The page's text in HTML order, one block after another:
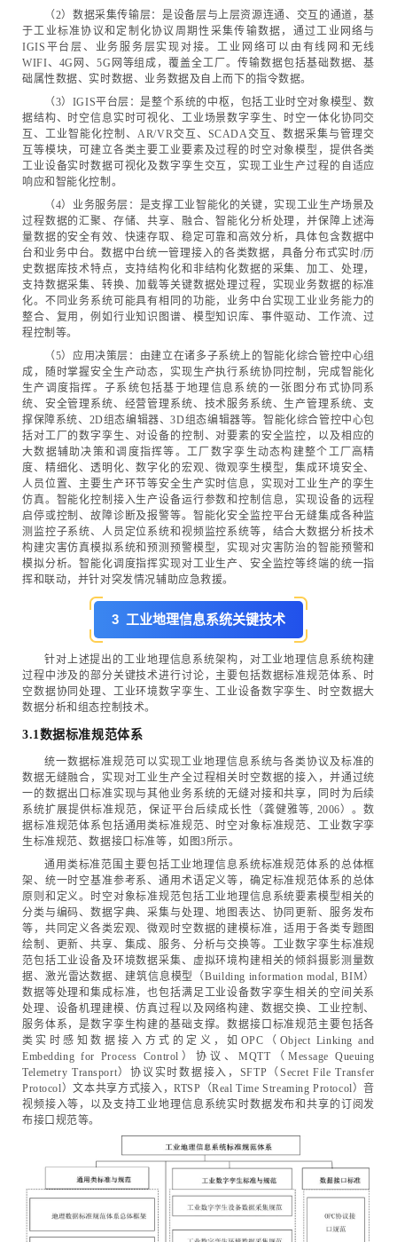
（2）数据采集传输层：是设备层与上层资源连通、交互的通道，基
于工业标准协议和定制化协议周期性采集传输数据，通过工业网络与
IGIS平台层、业务服务层实现对接。工业网络可以由有线网和无线
WIFI、4G网、5G网等组成，覆盖全工厂。传输数据包括基础数据、基
础属性数据、实时数据、业务数据及自上而下的指令数据。
（3）IGIS平台层：是整个系统的中枢，包括工业时空对象模型、数
据结构、时空信息实时可视化、工业场景数字孪生、时空一体化协同交
互、工业智能化控制、AR/VR交互、SCADA交互、数据采集与管理交
互等模块，可建立各类主要工业要素及过程的时空对象模型，提供各类
工业设备实时数据可视化及数字孪生交互，实现工业生产过程的自适应
响应和智能化控制。
（4）业务服务层：是支撑工业智能化的关键，实现工业生产场景及
过程数据的汇聚、存储、共享、融合、智能化分析处理，并保障上述海
量数据的安全有效、快速存取、稳定可靠和高效分析，具体包含数据中
台和业务中台。数据中台统一管理接入的各类数据，具备分布式实时/历
史数据库技术特点，支持结构化和非结构化数据的采集、加工、处理，
支持数据采集、转换、加载等关键数据处理过程，实现业务数据的标准
化。不同业务系统可能具有相同的功能，业务中台实现工业业务能力的
整合、复用，例如行业知识图谱、模型知识库、事件驱动、工作流、过
程控制等。
（5）应用决策层：由建立在诸多子系统上的智能化综合管控中心组
成，随时掌握安全生产动态，实现生产执行系统协同控制，完成智能化
生产调度指挥。子系统包括基于地理信息系统的一张图分布式协同系
统、安全管理系统、经营管理系统、技术服务系统、生产管理系统、支
撑保障系统、2D组态编辑器、3D组态编辑器等。智能化综合管控中心包
括对工厂的数字孪生、对设备的控制、对要素的安全监控，以及相应的
大数据辅助决策和调度指挥等。工厂数字孪生动态构建整个工厂高精
度、精细化、透明化、数字化的宏观、微观孪生模型，集成环境安全、
人员位置、主要生产环节等安全生产实时信息，实现对工业生产的孪生
仿真。智能化控制接入生产设备运行参数和控制信息，实现设备的远程
启停或控制、故障诊断及报警等。智能化安全监控平台无缝集成各种监
测监控子系统、人员定位系统和视频监控系统等，结合大数据分析技术
构建灾害仿真模拟系统和预测预警模型，实现对灾害防治的智能预警和
模拟分析。智能化调度指挥实现对工业生产、安全监控等终端的统一指
挥和联动，并针对突发情况辅助应急救援。
3 工业地理信息系统关键技术
针对上述提出的工业地理信息系统架构，对工业地理信息系统构建
过程中涉及的部分关键技术进行讨论，主要包括数据标准规范体系、时
空数据协同处理、工业环境数字孪生、工业设备数字孪生、时空数据大
数据分析和组态控制技术。
3.1数据标准规范体系
统一数据标准规范可以实现工业地理信息系统与各类协议及标准的
数据无缝融合，实现对工业生产全过程相关时空数据的接入，并通过统
一的数据出口标准实现与其他业务系统的无缝对接和共享，同时为后续
系统扩展提供标准规范，保证平台后续成长性（龚健雅等, 2006）。数
据标准规范体系包括通用类标准规范、时空对象标准规范、工业数字孪
生标准规范、数据接口标准等，如图3所示。
通用类标准范围主要包括工业地理信息系统标准规范体系的总体框
架、统一时空基准参考系、通用术语定义等，确定标准规范体系的总体
原则和定义。时空对象标准规范包括工业地理信息系统要素模型相关的
分类与编码、数据字典、采集与处理、地图表达、协同更新、服务发布
等，共同定义各类宏观、微观时空数据的建模标准，适用于各类专题图
绘制、更新、共享、集成、服务、分析与交换等。工业数字孪生标准规
范包括工业设备及环境数据采集、虚拟环境构建相关的倾斜摄影测量数
据、激光雷达数据、建筑信息模型（Building information modal, BIM）
数据等处理和集成标准，也包括满足工业设备数字孪生相关的空间关系
处理、设备机理建模、仿真过程以及网络构建、数据交换、工业控制、
服务体系，是数字孪生构建的基础支撑。数据接口标准规范主要包括各
类实时感知数据接入方式的定义，如OPC（Object Linking and
Embedding for Process Control）协议、MQTT（Message Queuing
Telemetry Transport）协议实时数据接入，SFTP（Secret File Transfer
Protocol）文本共享方式接入，RTSP（Real Time Streaming Protocol）音
视频接入等，以及支持工业地理信息系统实时数据发布和共享的订阅发
布接口规范等。